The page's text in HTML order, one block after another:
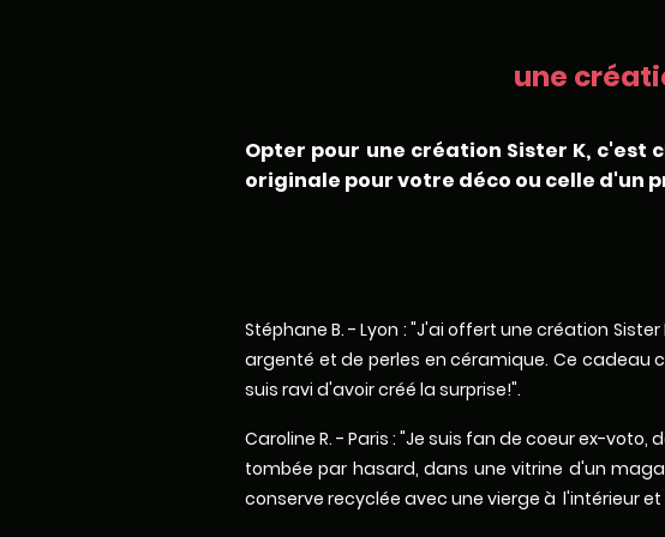
une
Opter pour une création Sister K, c'est
originale pour votre déco ou celle d'un
Stéphane B. - Lyon : "J'ai offert une création
argenté et de perles en céramique. Ce cadeau
suis ravi d'avoir créé la surprise!".
Caroline R. - Paris : "Je suis fan de coeur ex-
tombée par hasard, dans une vitrine d'un
conserve recyclée avec une vierge à l'intérieur